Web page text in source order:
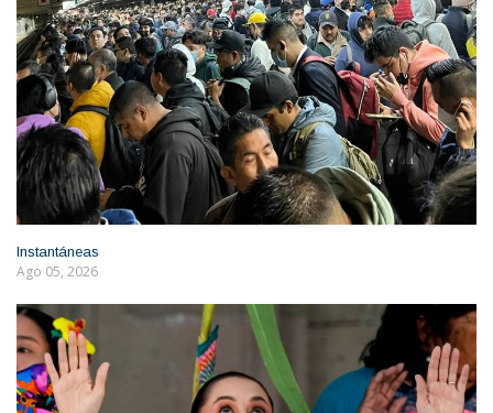
Instantáneas
Ago 05, 2026